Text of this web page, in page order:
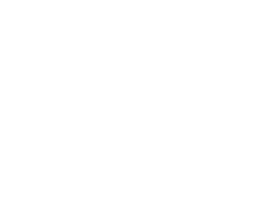
tuvaletleri uzun süre
hareket alanlarını
göz yumma, izinsiz